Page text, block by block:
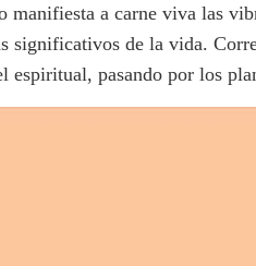
manifiesta a carne viva las
significativos de la vida.
espiritual, pasando por los